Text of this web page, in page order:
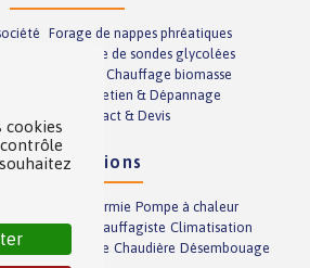
Forage de nappes phréatiques
Pose de sondes glycolées
Chauffage biomasse
Entretien & Dépannage
Contact & Devis
prestations
Géothermie Pompe à chaleur
fioul Chauffagiste Climatisation
Dépannage Chaudière Désembouage
cookies